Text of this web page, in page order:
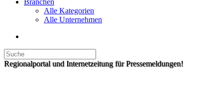
Branchen
Alle Kategorien
Alle Unternehmen
Regionalportal und Internetzeitung für Pressemeldungen!